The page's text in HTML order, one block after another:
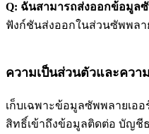
Q: ฉันสามารถส่งออกข้อมูลซั
ฟังก์ชันส่งออกในส่วนซัพพลา
ความเป็นส่วนตัวและควา
เก็บเฉพาะข้อมูลซัพพลายเอ
สิทธิ์เข้าถึงข้อมูลติดต่อ บัญชี